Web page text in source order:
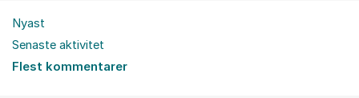
Nyast
Senaste aktivitet
Flest kommentarer